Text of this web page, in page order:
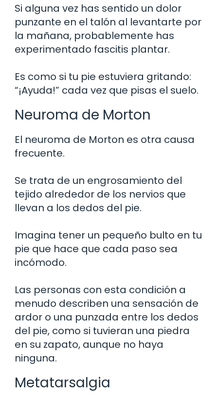
Si alguna vez has sentido un dolor
punzante en el talón al levantarte por
la mañana, probablemente has
experimentado fascitis plantar.
Es como si tu pie estuviera gritando:
“¡Ayuda!” cada vez que pisas el suelo.
Neuroma de Morton
El neuroma de Morton es otra causa
frecuente.
Se trata de un engrosamiento del
tejido alrededor de los nervios que
llevan a los dedos del pie.
Imagina tener un pequeño bulto en tu
pie que hace que cada paso sea
incómodo.
Las personas con esta condición a
menudo describen una sensación de
ardor o una punzada entre los dedos
del pie, como si tuvieran una piedra
en su zapato, aunque no haya
ninguna.
Metatarsalgia